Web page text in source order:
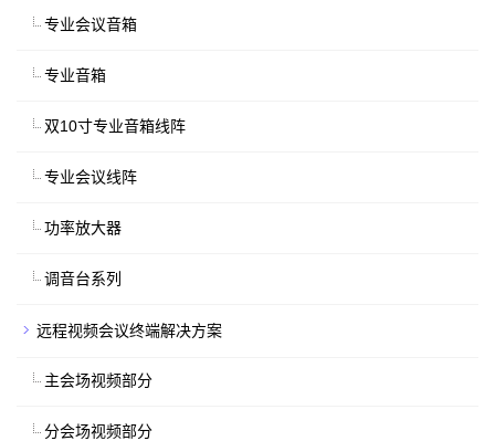
专业会议音箱
专业音箱
双10寸专业音箱线阵
专业会议线阵
功率放大器
调音台系列
远程视频会议终端解决方案
主会场视频部分
分会场视频部分